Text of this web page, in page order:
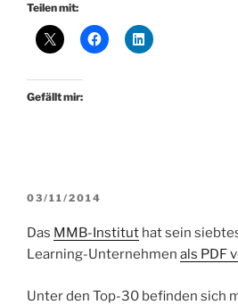
Teilen mit:
Gefällt mir:
VERÖFFENTLICHT
03/11/2014
Das MMB-Institut hat sein
Learning-Unternehmen als PDF
Unter den Top-30 befinden sich